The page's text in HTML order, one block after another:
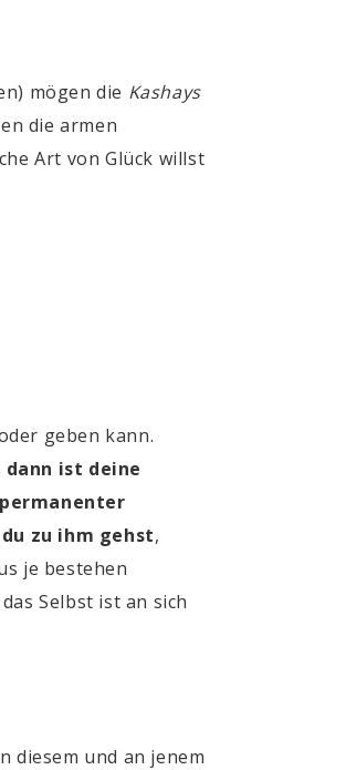
mögen die Kashays
die armen
Art von Glück willst
geben kann.
ist deine
zu ihm gehst,
je bestehen
Selbst ist an sich
diesem und an jenem